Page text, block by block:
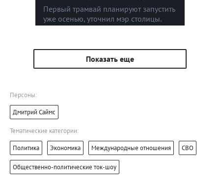
Первый трамвай планируют запустить
уже осенью, уточнил мэр столицы.
Показать еще
Персоны:
Дмитрий Саймс
Тематические категории:
Политика Экономика Международные отношения СВО
Общественно-политические ток-шоу